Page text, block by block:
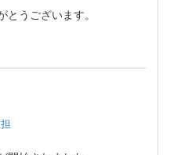
うございます。